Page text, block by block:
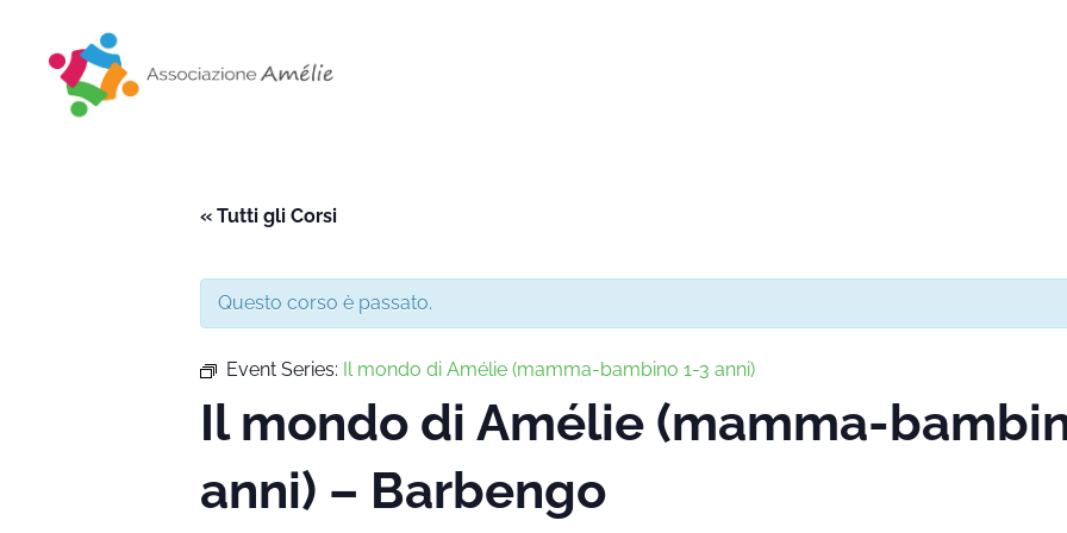
« Tutti gli Corsi
Questo corso è passato.
Event Series: Il mondo di Amélie (mamma-bambino 1-3 anni)
Il mondo di Amélie (mamma-
anni) – Barbengo